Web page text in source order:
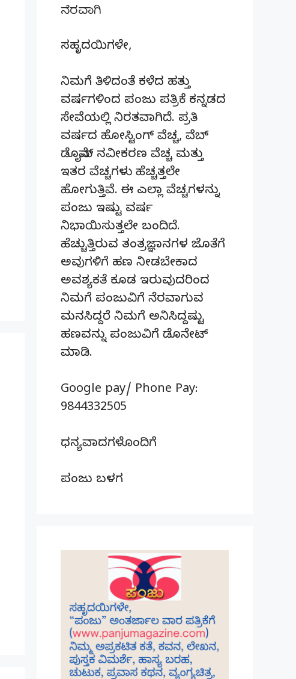
ನೆರವಾಗಿ
ಸಹೃದಯಿಗಳೇ,
ನಿಮಗೆ ತಿಳಿದಂತೆ ಕಳೆದ ಹತ್ತು
ವರ್ಷಗಳಿಂದ ಪಂಜು ಪತ್ರಿಕೆ ಕನ್ನಡದ
ಸೇವೆಯಲ್ಲಿ ನಿರತವಾಗಿದೆ. ಪ್ರತಿ
ವರ್ಷದ ಹೋಸ್ಟಿಂಗ್‌ ವೆಚ್ಚ, ವೆಬ್‌
ಡೊಮೈನ್‌ ನವೀಕರಣ ವೆಚ್ಚ ಮತ್ತು
ಇತರ ವೆಚ್ಚಗಳು ಹೆಚ್ಚತ್ತಲೇ
ಹೋಗುತ್ತಿವೆ. ಈ ಎಲ್ಲಾ ವೆಚ್ಚಗಳನ್ನು
ಪಂಜು ಇಷ್ಟು ವರ್ಷ
ನಿಭಾಯಿಸುತ್ತಲೇ ಬಂದಿದೆ.
ಹೆಚ್ಚುತ್ತಿರುವ ತಂತ್ರಜ್ಞಾನಗಳ ಜೊತೆಗೆ
ಅವುಗಳಿಗೆ ಹಣ ನೀಡಬೇಕಾದ
ಅವಶ್ಯಕತೆ ಕೂಡ ಇರುವುದರಿಂದ
ನಿಮಗೆ ಪಂಜುವಿಗೆ ನೆರವಾಗುವ
ಮನಸಿದ್ದರೆ ನಿಮಗೆ ಅನಿಸಿದ್ದಷ್ಟು
ಹಣವನ್ನು ಪಂಜುವಿಗೆ ಡೊನೇಟ್‌
ಮಾಡಿ.
Google pay/ Phone Pay:
9844332505
ಧನ್ಯವಾದಗಳೊಂದಿಗೆ
ಪಂಜು ಬಳಗ